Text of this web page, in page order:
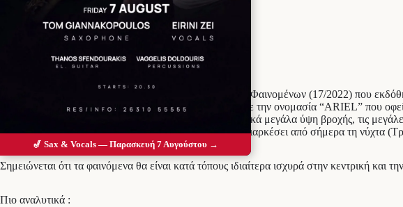
προτιμώμενη πηγή στο Google
Σύμφωνα με το Έκτακτο Δελτίο Επικίνδυνων Καιρικών Φαινομένων (17/2022) που
την Γ.Γ. Πολιτικής Προστασίας, σύστημα κακοκαιρίας με την ονομασία “ARIEL” που
επιδείνωση του καιρού με κύρια χαρακτηριστικά τα τοπικά μεγάλα ύψη βροχής, τις
θυελλώδεις ανέμους 7 με 8 μποφόρ. Η κακοκαιρία θα διαρκέσει από σήμερα τη νύχτα
Σημειώνεται ότι τα φαινόμενα θα είναι κατά τόπους ιδιαίτερα ισχυρά στην κεντρική
Πιο αναλυτικά :
🎷 Sax & Vocals — Παρασκευή 7 Αυγούστου →